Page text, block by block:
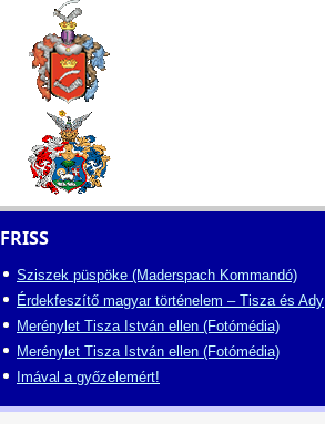
FRISS
Sziszek püspöke (Maderspach Kommandó)
Érdekfeszítő magyar történelem – Tisza és Ady
Merénylet Tisza István ellen (Fotómédia)
Merénylet Tisza István ellen (Fotómédia)
Imával a győzelemért!